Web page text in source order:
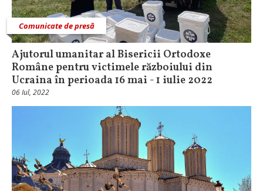
Comunicate de presă
Ajutorul umanitar al Bisericii Ortodoxe
Române pentru victimele războiului din
Ucraina în perioada 16 mai - 1 iulie 2022
06 Iul, 2022